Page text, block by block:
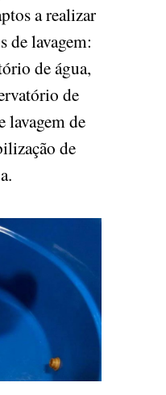
a realizar
de lavagem:
de água,
de
lavagem de
de